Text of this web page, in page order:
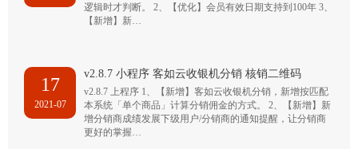
逻辑时才判断。 2、【优化】会员有效日期支持到100年 3、
【新增】新…
17
2021-07
v2.8.7 小程序 客如云收银机分销 核销二维码
v2.8.7 上程序 1、【新增】客如云收银机分销，新增按匹配
本系统「单个商品」计算分销佣金的方式。 2、【新增】新
增分销商成绩发展下级用户/分销商的通知提醒，让分销商
更好的掌握…